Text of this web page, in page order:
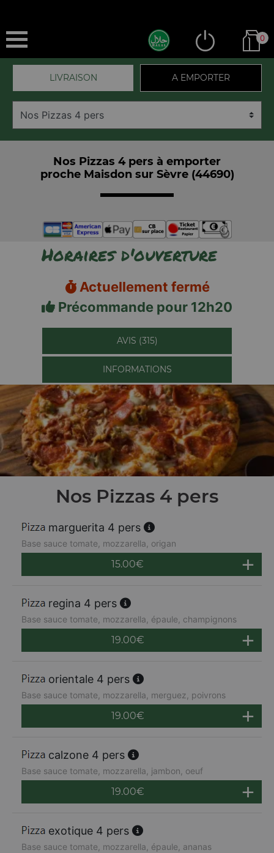
0
LIVRAISON A EMPORTER
Nos Pizzas 4 pers à emporter
proche Maisdon sur Sèvre (44690)
Horaires d'ouverture
Actuellement fermé
Précommande pour 12h20
AVIS (315)
INFORMATIONS
Nos Pizzas 4 pers
marguerita 4 pers
Base sauce tomate, mozzarella, origan
15.00€
regina 4 pers
Base sauce tomate, mozzarella, épaule, champignons
19.00€
orientale 4 pers
Base sauce tomate, mozzarella, merguez, poivrons
19.00€
calzone 4 pers
Base sauce tomate, mozzarella, jambon, oeuf
19.00€
exotique 4 pers
Base sauce tomate, mozzarella, épaule, ananas